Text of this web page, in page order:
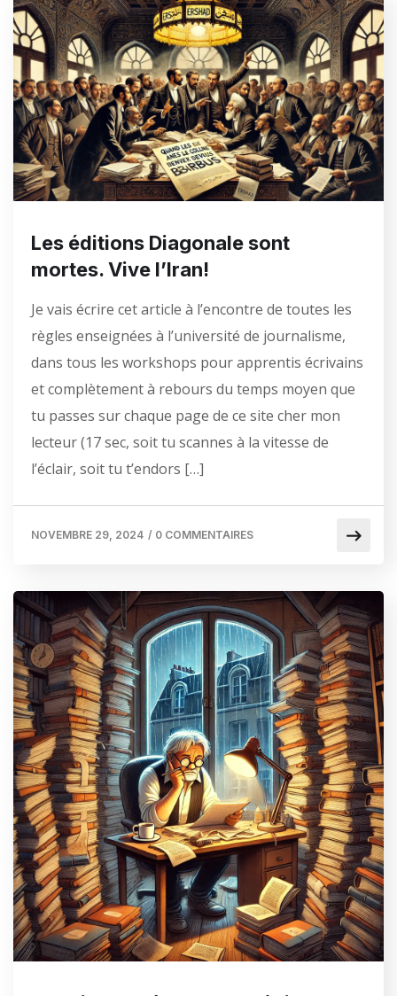
Les éditions Diagonale sont
mortes. Vive l’Iran!
Je vais écrire cet article à l’encontre de toutes les
règles enseignées à l’université de journalisme,
dans tous les workshops pour apprentis écrivains
et complètement à rebours du temps moyen que
tu passes sur chaque page de ce site cher mon
lecteur (17 sec, soit tu scannes à la vitesse de
l’éclair, soit tu t’endors […]
NOVEMBRE 29, 2024 / 0 COMMENTAIRES